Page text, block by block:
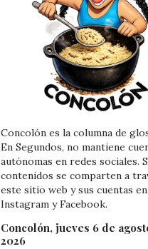
Concolón es la columna de
En Segundos, no mantiene
autónomas en redes sociales.
contenidos se comparten a
este sitio web y sus cuentas
Instagram y Facebook.
Concolón, jueves 6 de
2026